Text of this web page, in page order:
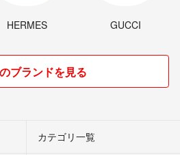
HERMES GUCCI
ブランドを見る
カテゴリ一覧